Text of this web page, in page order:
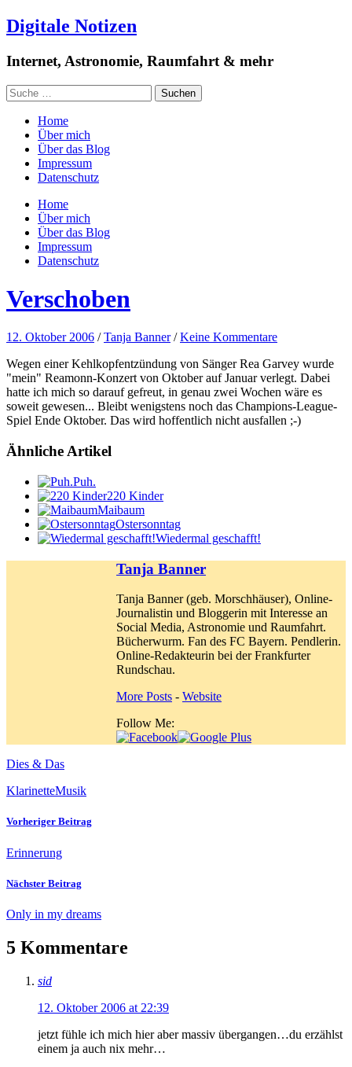
Digitale Notizen
Internet, Astronomie, Raumfahrt & mehr
Home
Über mich
Über das Blog
Impressum
Datenschutz
Home
Über mich
Über das Blog
Impressum
Datenschutz
Verschoben
12. Oktober 2006 /Tanja Banner /Keine Kommentare
Wegen einer Kehlkopfentzündung von Sänger Rea Garvey wurde
"mein" Reamonn-Konzert von Oktober auf Januar verlegt. Dabei
hatte ich mich so darauf gefreut, in genau zwei Wochen wäre es
soweit gewesen... Bleibt wenigstens noch das Champions-League-
Spiel Ende Oktober. Das wird hoffentlich nicht ausfallen ;-)
Ähnliche Artikel
Puh.
220 Kinder
Maibaum
Ostersonntag
Wiedermal geschafft!
Tanja Banner
Tanja Banner (geb. Morschhäuser), Online-
Journalistin und Bloggerin mit Interesse an
Social Media, Astronomie und Raumfahrt.
Bücherwurm. Fan des FC Bayern. Pendlerin.
Online-Redakteurin bei der Frankfurter
Rundschau.
More Posts - Website
Follow Me:
Dies & Das
KlarinetteMusik
Vorheriger Beitrag
Erinnerung
Nächster Beitrag
Only in my dreams
5 Kommentare
sid
12. Oktober 2006 at 22:39
jetzt fühle ich mich hier aber massiv übergangen…du erzählst
einem ja auch nix mehr…